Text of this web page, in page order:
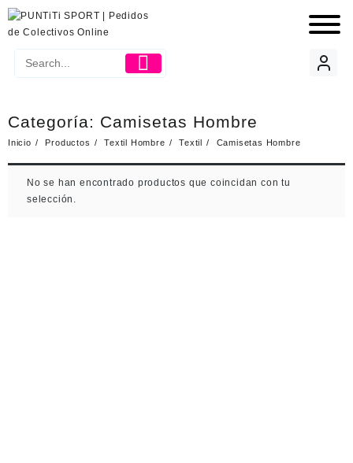
Categoría: Camisetas Hombre
Inicio Productos Textil Hombre Textil Camisetas Hombre
No se han encontrado productos que coincidan con tu
selección.